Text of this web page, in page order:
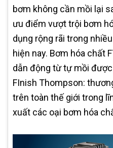
bơm không cần mồi lại
ưu điểm vượt trội bơm
dụng rộng rãi trong
hiện nay. Bơm hóa chất
dẫn động từ tự mồi
FInish Thompson:
trên toàn thế giới trong
xuất các oại bơm hóa